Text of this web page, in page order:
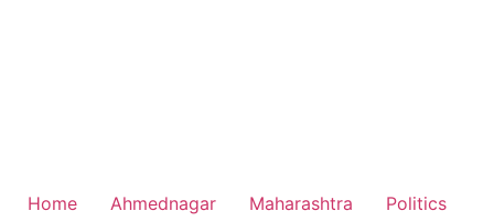
Home Ahmednagar Maharashtra
Politics